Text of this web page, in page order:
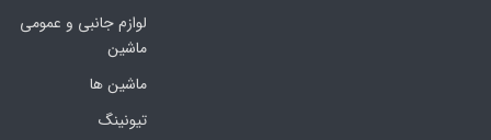
لوازم جانبی و عمومی
ماشین
ماشین ها
تیونینگ